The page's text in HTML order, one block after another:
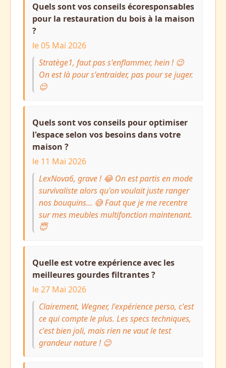
Quels sont vos conseils écoresponsables
pour la restauration du bois à la maison
?
le 05 Mai 2026
Stratège1, faut pas s'enflammer, hein ! 😉
On est là pour s'entraider, pas pour se juger.
😌
Quels sont vos conseils pour optimiser
l'espace selon vos besoins dans votre
maison ?
le 11 Mai 2026
LexNova6, grave ! 😂 On est partis en mode
survivaliste alors qu'on voulait juste ranger
nos bouquins... 😅 Faut que je me recentre
sur mes meubles multifonction maintenant.
😇
Quelle est votre expérience avec les
meilleures gourdes filtrantes ?
le 27 Mai 2026
Clairement, Wegner, l'expérience perso, c'est
ce qui compte le plus. Les specs techniques,
c'est bien joli, mais rien ne vaut le test
grandeur nature ! 😉